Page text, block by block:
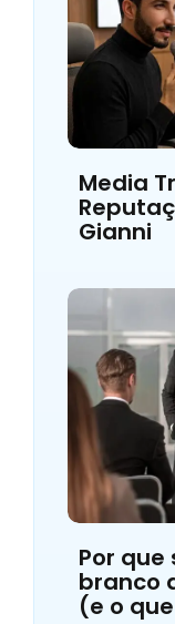
Media
Gianni
Por
branco
(e o